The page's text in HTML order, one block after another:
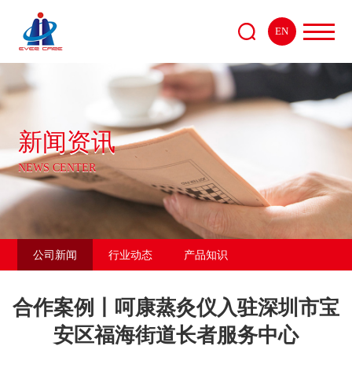
EN
新闻资讯
NEWS CENTER
公司新闻 行业动态 产品知识
合作案例丨呵康蒸灸仪入驻深圳市宝
安区福海街道长者服务中心